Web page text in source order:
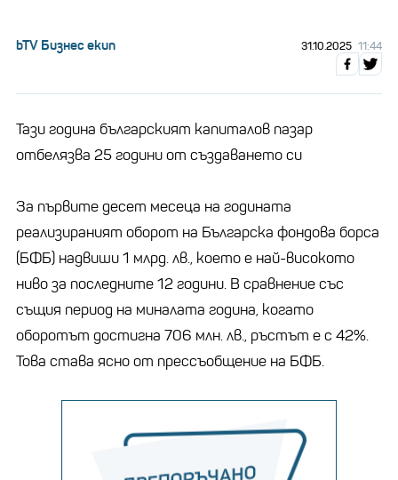
bTV Бизнес екип 31.10.2025 11:44
Тази година българският капиталов пазар
отбелязва 25 години от създаването си
За първите десет месеца на годината
реализираният оборот на Българска фондова борса
(БФБ) надвиши 1 млрд. лв., което е най-високото
ниво за последните 12 години. В сравнение със
същия период на миналата година, когато
оборотът достигна 706 млн. лв., ръстът е с 42%.
Това става ясно от прессъобщение на БФБ.